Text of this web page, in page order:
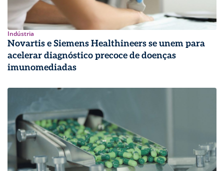
Indústria
Novartis e Siemens Healthineers se unem para
acelerar diagnóstico precoce de doenças
imunomediadas